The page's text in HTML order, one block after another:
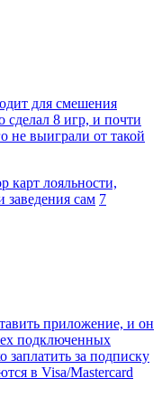
для смешения
сделал 8 игр, и почти
не выиграли от такой
карт лояльности,
заведения сам 7
приложение, и он
подключенных
заплатить за подписку
в Visa/Mastercard